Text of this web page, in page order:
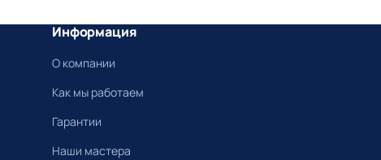
Информация
О компании
Как мы работаем
Гарантии
Наши мастера